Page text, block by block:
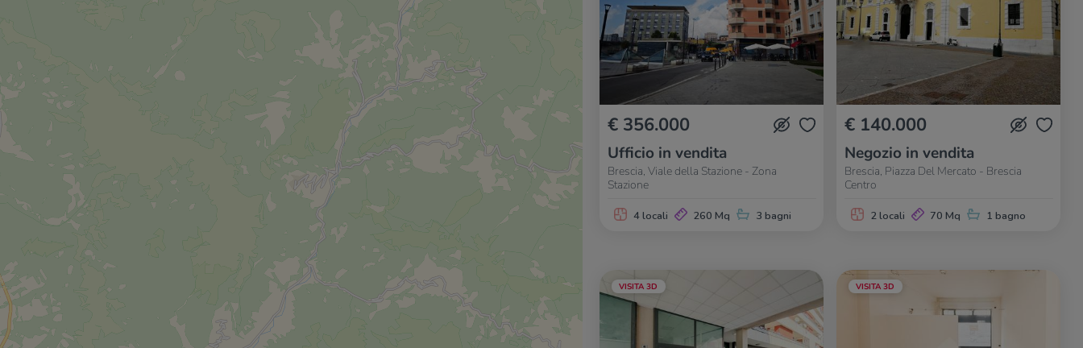
€ 356.000
Ufficio in vendita
Brescia, Viale della Stazione - Zona
Stazione
4 locali 260 Mq 3 bagni
€ 140.000
Negozio in vendita
Brescia, Piazza Del Mercato - Brescia
Centro
2 locali 70 Mq 1 bagno
VISITA 3D VISITA 3D